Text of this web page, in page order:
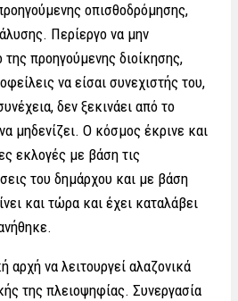
οπισθοδρόμησης,
Περίεργο να μην
της προηγούμενης διοίκησης,
να είσαι συνεχιστής του,
δεν ξεκινάει από το
μηδενίζει. Ο κόσμος έκρινε και
εκλογές με βάση τις
του δημάρχου και με βάση
και τώρα και έχει καταλάβει
αρχή να λειτουργεί αλαζονικά
της πλειοψηφίας. Συνεργασία